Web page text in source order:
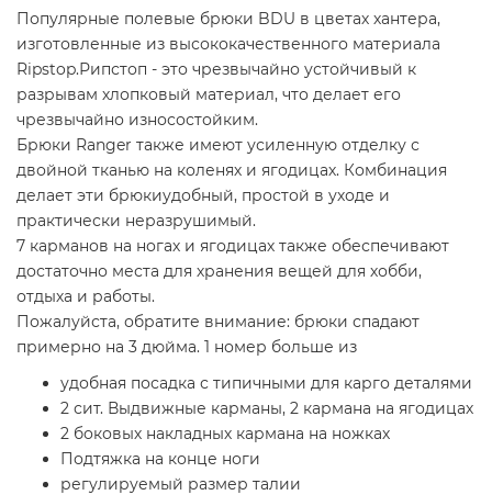
Популярные полевые брюки BDU в цветах хантера,
изготовленные из высококачественного материала
Ripstop.Рипстоп - это чрезвычайно устойчивый к
разрывам хлопковый материал, что делает его
чрезвычайно износостойким.
Брюки Ranger также имеют усиленную отделку с
двойной тканью на коленях и ягодицах. Комбинация
делает эти брюкиудобный, простой в уходе и
практически неразрушимый.
7 карманов на ногах и ягодицах также обеспечивают
достаточно места для хранения вещей для хобби,
отдыха и работы.
Пожалуйста, обратите внимание: брюки спадают
примерно на 3 дюйма. 1 номер больше из
удобная посадка с типичными для карго деталями
2 сит. Выдвижные карманы, 2 кармана на ягодицах
2 боковых накладных кармана на ножках
Подтяжка на конце ноги
регулируемый размер талии